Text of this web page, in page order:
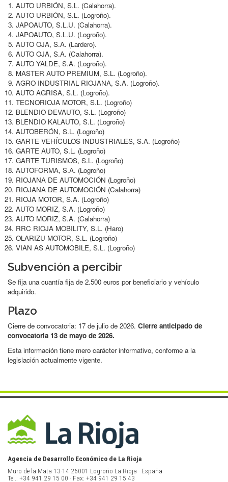
AUTO URBIÓN, S.L. (Calahorra).
AUTO URBIÓN, S.L. (Logroño).
JAPOAUTO, S.L.U. (Calahorra).
JAPOAUTO, S.L.U. (Logroño).
AUTO OJA, S.A. (Lardero).
AUTO OJA, S.A. (Calahorra).
AUTO YALDE, S.A. (Logroño).
MASTER AUTO PREMIUM, S.L. (Logroño).
AGRO INDUSTRIAL RIOJANA, S.A. (Logroño).
AUTO AGRISA, S.L. (Logroño).
TECNORIOJA MOTOR, S.L. (Logroño)
BLENDIO DEVAUTO, S.L. (Logroño)
BLENDIO KALAUTO, S.L. (Logroño)
AUTOBERÓN, S.L. (Logroño)
GARTE VEHÍCULOS INDUSTRIALES, S.A. (Logroño)
GARTE AUTO, S.L. (Logroño)
GARTE TURISMOS, S.L. (Logroño)
AUTOFORMA, S.A. (Logroño)
RIOJANA DE AUTOMOCIÓN (Logroño)
RIOJANA DE AUTOMOCIÓN (Calahorra)
RIOJA MOTOR, S.A. (Logroño)
AUTO MORIZ, S.A. (Logroño)
AUTO MORIZ, S.A. (Calahorra)
RRC RIOJA MOBILITY, S.L. (Haro)
OLARIZU MOTOR, S.L. (Logroño)
VIAN AS AUTOMOBILE, S.L. (Logroño)
Subvención a percibir
Se fija una cuantía fija de 2.500 euros por beneficiario y vehículo
adquirido.
Plazo
Cierre de convocatoria: 17 de julio de 2026. Cierre anticipado de
convocatoria 13 de mayo de 2026.
Esta información tiene mero carácter informativo, conforme a la
legislación actualmente vigente.
Agencia de Desarrollo Económico de La Rioja
Muro de la Mata 13-14 26001 Logroño La Rioja · España
Tel.: +34 941 29 15 00 · Fax: +34 941 29 15 43